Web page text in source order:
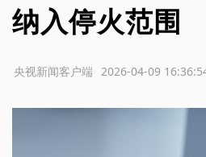
纳入停火范围
2026-04-09
央视新闻客户端